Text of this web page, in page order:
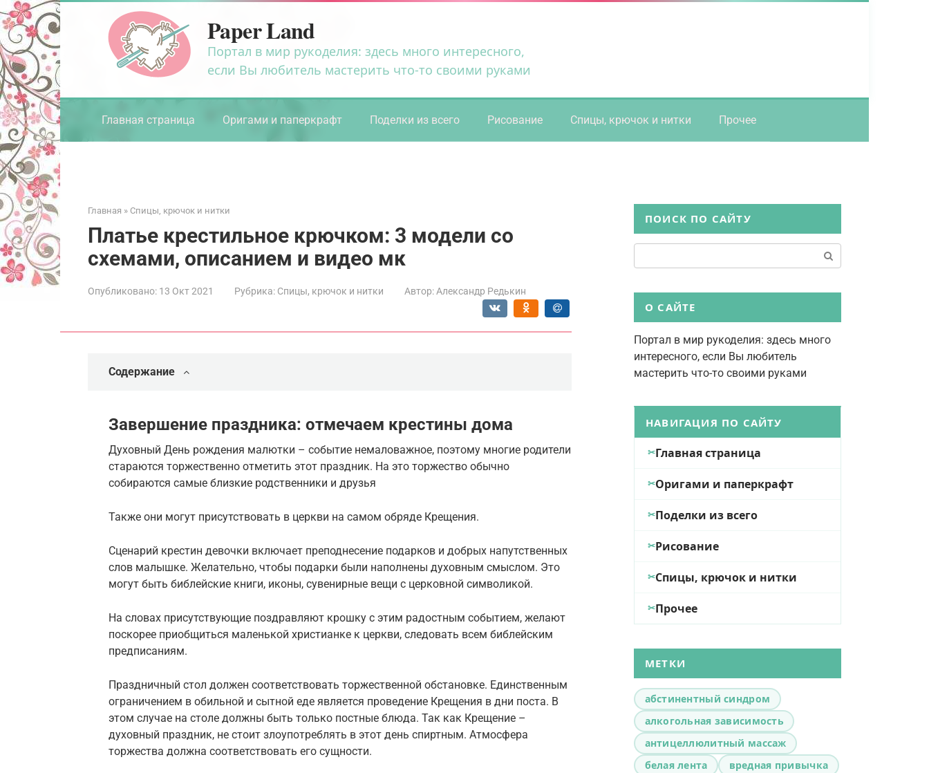
Перейти
к
контенту
Paper Land
Портал в мир рукоделия: здесь много интересного,
если Вы любитель мастерить что-то своими руками
Главная страница Оригами и паперкрафт Поделки из всего Рисование Спицы, крючок и нитки Прочее
Главная » Спицы, крючок и нитки
Платье крестильное крючком: 3 модели со
схемами, описанием и видео мк
Опубликовано: 13 Окт 2021 Рубрика: Спицы, крючок и нитки Автор: Александр Редькин
Содержание
Завершение праздника: отмечаем крестины дома
Духовный День рождения малютки – событие немаловажное, поэтому многие родители
стараются торжественно отметить этот праздник. На это торжество обычно
собираются самые близкие родственники и друзья
Также они могут присутствовать в церкви на самом обряде Крещения.
Сценарий крестин девочки включает преподнесение подарков и добрых напутственных
слов малышке. Желательно, чтобы подарки были наполнены духовным смыслом. Это
могут быть библейские книги, иконы, сувенирные вещи с церковной символикой.
На словах присутствующие поздравляют крошку с этим радостным событием, желают
поскорее приобщиться маленькой христианке к церкви, следовать всем библейским
предписаниям.
Праздничный стол должен соответствовать торжественной обстановке. Единственным
ограничением в обильной и сытной еде является проведение Крещения в дни поста. В
этом случае на столе должны быть только постные блюда. Так как Крещение –
духовный праздник, не стоит злоупотреблять в этот день спиртным. Атмосфера
торжества должна соответствовать его сущности.
ПОИСК ПО САЙТУ
О САЙТЕ
Портал в мир рукоделия: здесь много
интересного, если Вы любитель
мастерить что-то своими руками
НАВИГАЦИЯ ПО САЙТУ
Главная страница
Оригами и паперкрафт
Поделки из всего
Рисование
Спицы, крючок и нитки
Прочее
МЕТКИ
абстинентный синдром
алкогольная зависимость
антицеллюлитный массаж
белая лента
вредная привычка